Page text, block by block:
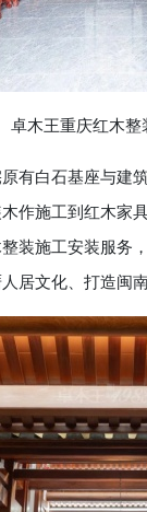
木王重庆红木整
白石基座与建
作施工到红木家
装施工安装服务
居文化、打造闽